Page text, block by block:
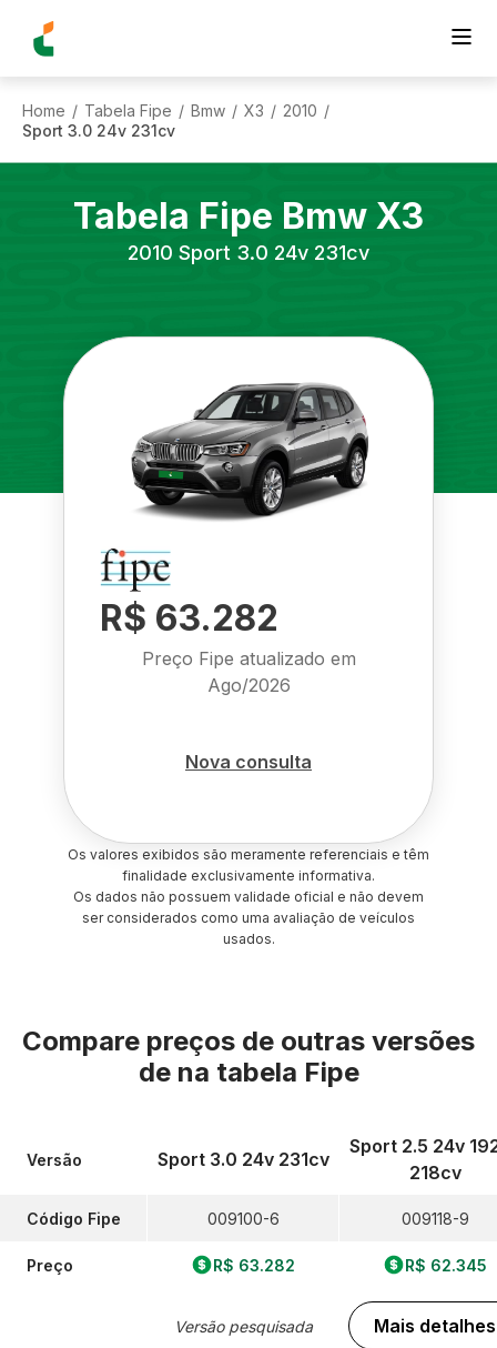
Home / Tabela Fipe / Bmw / X3 / 2010 /
Sport 3.0 24v 231cv
Tabela Fipe Bmw X3
2010 Sport 3.0 24v 231cv
R$ 63.282
Preço Fipe atualizado em
Ago/2026
Nova consulta
Os valores exibidos são meramente referenciais e têm
finalidade exclusivamente informativa.
Os dados não possuem validade oficial e não devem
ser considerados como uma avaliação de veículos
usados.
Compare preços de outras versões
de na tabela Fipe
Versão
Código Fipe
Preço
Sport 3.0 24v 231cv
009100-6
R$ 63.282
Versão pesquisada
Sport 2.5 24v
218cv
009118-9
R$ 62.345
Mais detalhes